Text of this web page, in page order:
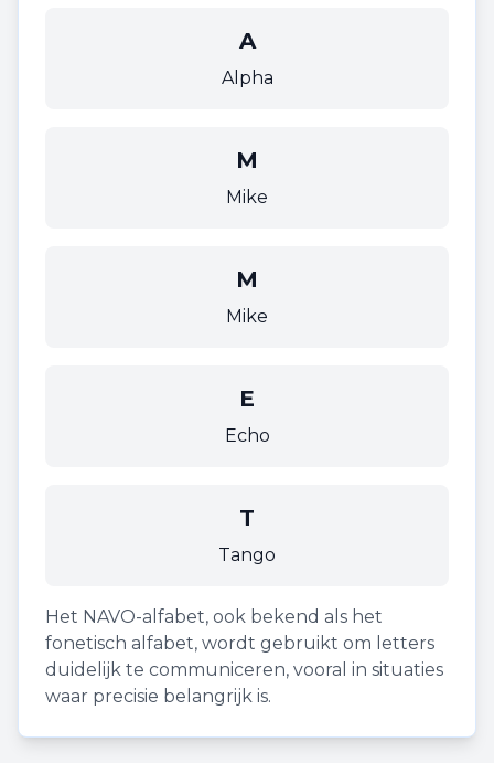
A
Alpha
M
Mike
M
Mike
E
Echo
T
Tango
Het NAVO-alfabet, ook bekend als het
fonetisch alfabet, wordt gebruikt om letters
duidelijk te communiceren, vooral in situaties
waar precisie belangrijk is.